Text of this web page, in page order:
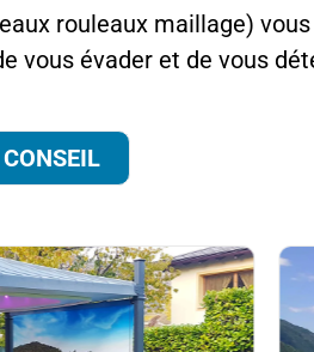
rouleaux maillage)
vous évader et de vous